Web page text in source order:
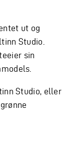
ut og
Studio.
sin
Studio, eller